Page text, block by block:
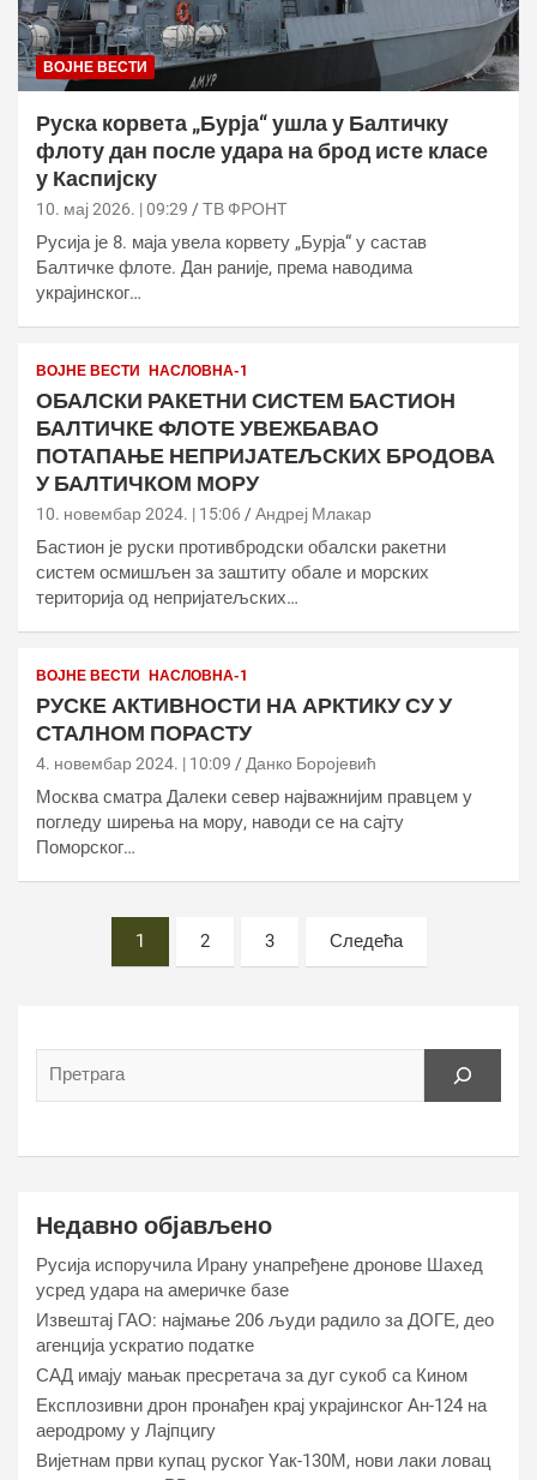
ВОЈНЕ ВЕСТИ
Руска корвета „Бурја“ ушла у Балтичку
флоту дан после удара на брод исте класе
у Каспијску
10. мај 2026. | 09:29 ТВ ФРОНТ
Русија је 8. маја увела корвету „Бурја“ у састав
Балтичке флоте. Дан раније, према наводима
украјинског…
ВОЈНЕ ВЕСТИ НАСЛОВНА-1
ОБАЛСКИ РАКЕТНИ СИСТЕМ БАСТИОН
БАЛТИЧКЕ ФЛОТЕ УВЕЖБАВАО
ПОТАПАЊЕ НЕПРИЈАТЕЉСКИХ БРОДОВА
У БАЛТИЧКОМ МОРУ
10. новембар 2024. | 15:06 Андреј Млакар
Бастион је руски противбродски обалски ракетни
систем осмишљен за заштиту обале и морских
територија од непријатељских…
ВОЈНЕ ВЕСТИ НАСЛОВНА-1
РУСКЕ АКТИВНОСТИ НА АРКТИКУ СУ У
СТАЛНОМ ПОРАСТУ
4. новембар 2024. | 10:09 Данко Боројевић
Москва сматра Далеки север најважнијим правцем у
погледу ширења на мору, наводи се на сајту
Поморског…
пагинатион
1 2 3 Следећа
Недавно објављено
Русија испоручила Ирану унапређене дронове Шахед
усред удара на америчке базе
Извештај ГАО: најмање 206 људи радило за ДОГЕ, део
агенција ускратио податке
САД имају мањак пресретача за дуг сукоб са Кином
Експлозивни дрон пронађен крај украјинског Ан-124 на
аеродрому у Лајпцигу
Вијетнам први купац руског Yак-130М, нови лаки ловац